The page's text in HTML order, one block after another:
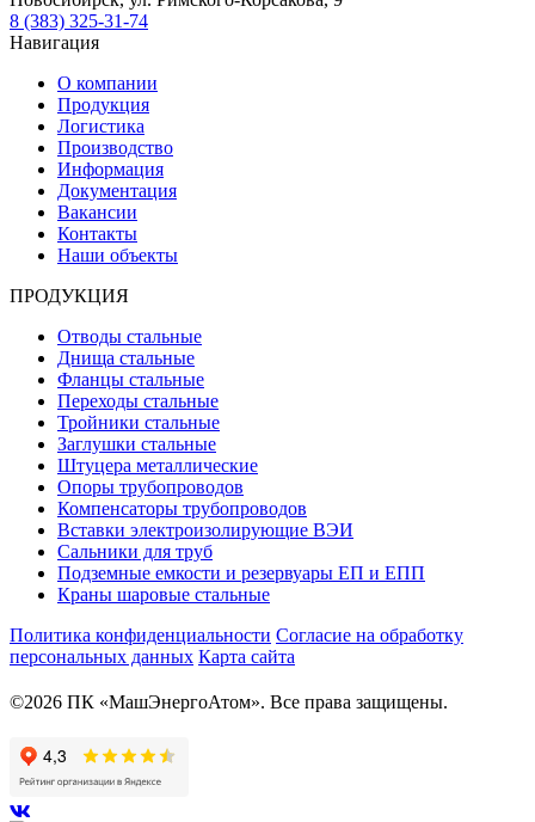
8 (383) 325-31-74
Навигация
О компании
Продукция
Логистика
Производство
Информация
Документация
Вакансии
Контакты
Наши объекты
ПРОДУКЦИЯ
Отводы стальные
Днища стальные
Фланцы стальные
Переходы стальные
Тройники стальные
Заглушки стальные
Штуцера металлические
Опоры трубопроводов
Компенсаторы трубопроводов
Вставки электроизолирующие ВЭИ
Сальники для труб
Подземные емкости и резервуары ЕП и ЕПП
Краны шаровые стальные
Политика конфиденциальности Согласие на обработку
персональных данных Карта сайта
©2026 ПК «МашЭнергоАтом». Все права защищены.